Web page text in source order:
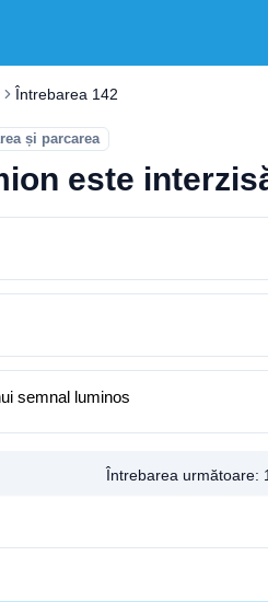
Întrebarea 142
și parcarea
este
semnal luminos
Întrebarea următoare: